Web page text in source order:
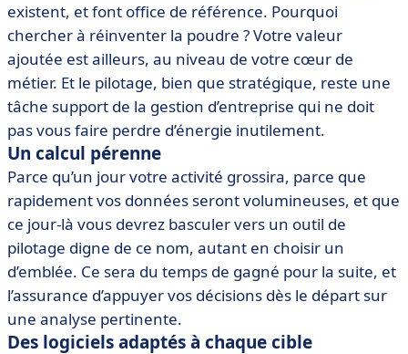
existent, et font office de référence. Pourquoi
chercher à réinventer la poudre ? Votre valeur
ajoutée est ailleurs, au niveau de votre cœur de
métier. Et le pilotage, bien que stratégique, reste une
tâche support de la gestion d’entreprise qui ne doit
pas vous faire perdre d’énergie inutilement.
Un calcul pérenne
Parce qu’un jour votre activité grossira, parce que
rapidement vos données seront volumineuses, et que
ce jour-là vous devrez basculer vers un outil de
pilotage digne de ce nom, autant en choisir un
d’emblée. Ce sera du temps de gagné pour la suite, et
l’assurance d’appuyer vos décisions dès le départ sur
une analyse pertinente.
Des logiciels adaptés à chaque cible